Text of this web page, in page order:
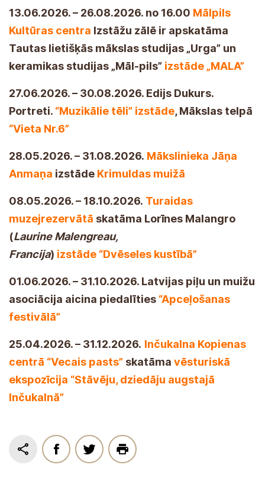
13.06.2026. – 26.08.2026. no 16.00 Mālpils
Kultūras centra Izstāžu zālē ir apskatāma
Tautas lietišķās mākslas studijas „Urga” un
keramikas studijas „Māl-pils” izstāde „MALA”
27.06.2026. – 30.08.2026. Edijs Dukurs.
Portreti. “Muzikālie tēli” izstāde, Mākslas telpā
“Vieta Nr.6”
28.05.2026. – 31.08.2026. Mākslinieka Jāņa
Anmaņa izstāde Krimuldas muižā
08.05.2026. – 18.10.2026. Turaidas
muzejrezervātā skatāma Lorīnes Malangro
(Laurine Malengreau,
Francija) izstāde “Dvēseles kustībā”
01.06.2026. – 31.10.2026. Latvijas piļu un muižu
asociācija aicina piedalīties “Apceļošanas
festivālā”
25.04.2026. – 31.12.2026. Inčukalna Kopienas
centrā “Vecais pasts” skatāma vēsturiskā
ekspozīcija “Stāvēju, dziedāju augstajā
Inčukalnā”